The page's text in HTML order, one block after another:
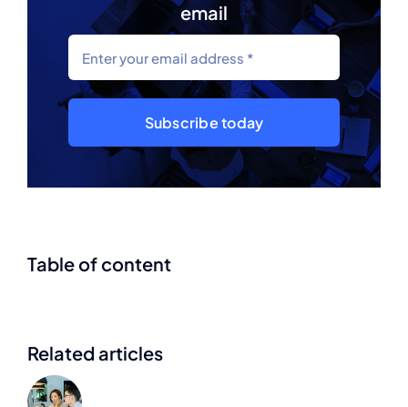
email
Subscribe today
Table of content
Related articles